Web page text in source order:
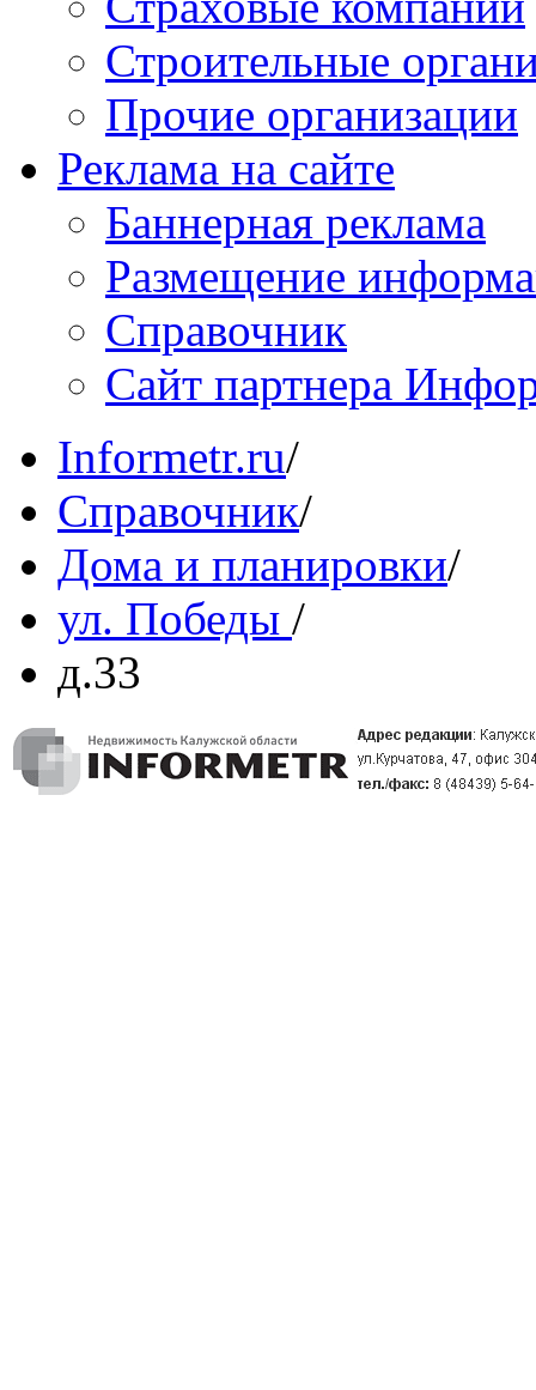
Строительные
Прочие организации
Реклама на сайте
Баннерная реклама
Размещение
Справочник
Сайт партнера
Informetr.ru/
Справочник/
Дома и планировки/
ул. Победы /
д.33